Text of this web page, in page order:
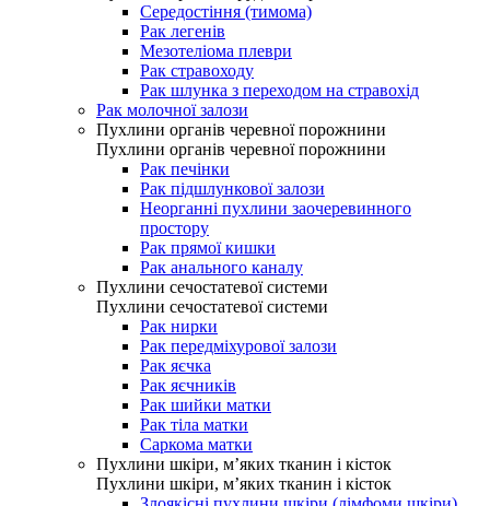
Середостіння (тимома)
Рак легенів
Мезотеліома плеври
Рак стравоходу
Рак шлунка з переходом на стравохід
Рак молочної залози
Пухлини органів черевної порожнини
Пухлини органів черевної порожнини
Рак печінки
Рак підшлункової залози
Неорганні пухлини заочеревинного
простору
Рак прямої кишки
Рак анального каналу
Пухлини сечостатевої системи
Пухлини сечостатевої системи
Рак нирки
Рак передміхурової залози
Рак яєчка
Рак яєчників
Рак шийки матки
Рак тіла матки
Саркома матки
Пухлини шкіри, м’яких тканин і кісток
Пухлини шкіри, м’яких тканин і кісток